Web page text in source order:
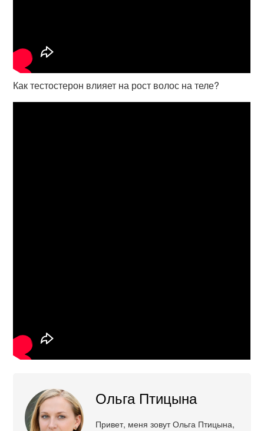
Как тестостерон влияет на рост волос на теле?
Ольга Птицына
Привет, меня зовут Ольга Птицына,